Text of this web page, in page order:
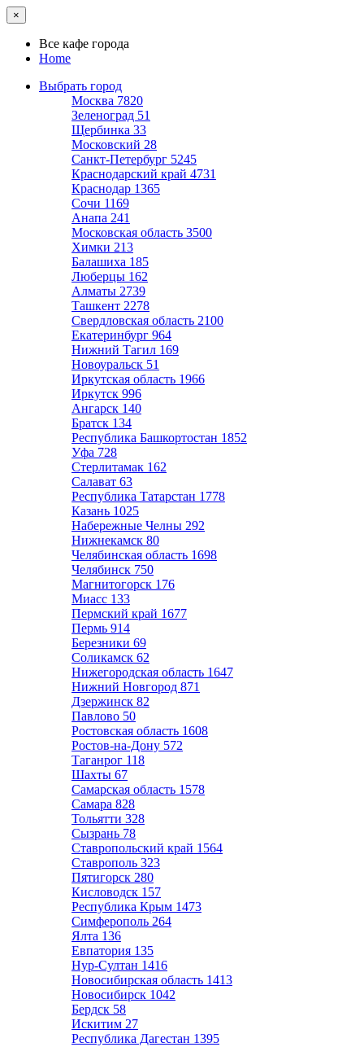
×
Все кафе города
Home
Выбрать город
Москва 7820
Зеленоград 51
Щербинка 33
Московский 28
Санкт-Петербург 5245
Краснодарский край 4731
Краснодар 1365
Сочи 1169
Анапа 241
Московская область 3500
Химки 213
Балашиха 185
Люберцы 162
Алматы 2739
Ташкент 2278
Свердловская область 2100
Екатеринбург 964
Нижний Тагил 169
Новоуральск 51
Иркутская область 1966
Иркутск 996
Ангарск 140
Братск 134
Республика Башкортостан 1852
Уфа 728
Стерлитамак 162
Салават 63
Республика Татарстан 1778
Казань 1025
Набережные Челны 292
Нижнекамск 80
Челябинская область 1698
Челябинск 750
Магнитогорск 176
Миасс 133
Пермский край 1677
Пермь 914
Березники 69
Соликамск 62
Нижегородская область 1647
Нижний Новгород 871
Дзержинск 82
Павлово 50
Ростовская область 1608
Ростов-на-Дону 572
Таганрог 118
Шахты 67
Самарская область 1578
Самара 828
Тольятти 328
Сызрань 78
Ставропольский край 1564
Ставрополь 323
Пятигорск 280
Кисловодск 157
Республика Крым 1473
Симферополь 264
Ялта 136
Евпатория 135
Нур-Султан 1416
Новосибирская область 1413
Новосибирск 1042
Бердск 58
Искитим 27
Республика Дагестан 1395